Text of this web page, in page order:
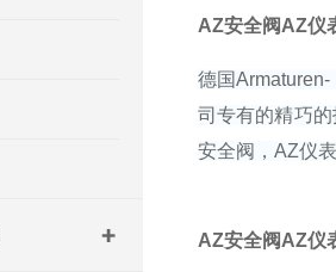
AZ安全阀AZ仪
德国
司专有的精巧
安全阀， AZ仪
AZ安全阀AZ仪